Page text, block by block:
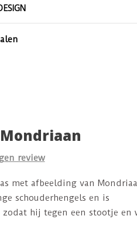
review
met afbeelding van
schouderhengels en is
zodat hij tegen een stootje en